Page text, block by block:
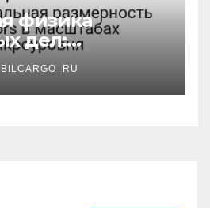
физика
дел:
размерность
BILCARGO_RU